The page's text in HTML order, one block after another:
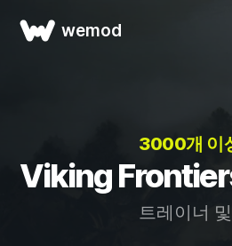
wemod
3000개 이
Viking
트레이너